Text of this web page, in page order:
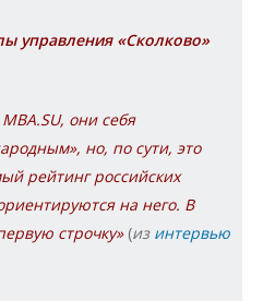
управления «Сколково»
они себя
но, по сути, это
рейтинг российских
на него. В
строчку»(из интервью